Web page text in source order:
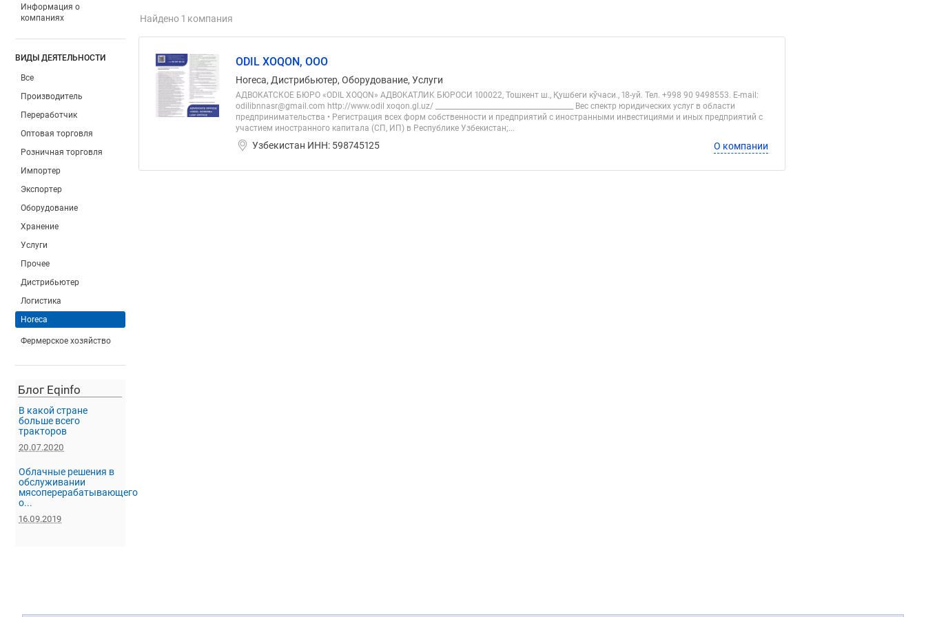
Информация о
компаниях
ВИДЫ ДЕЯТЕЛЬНОСТИ
Все
Производитель
Переработчик
Оптовая торговля
Розничная торговля
Импортер
Экспортер
Оборудование
Хранение
Услуги
Прочее
Дистрибьютер
Логистика
Horeca
Фермерское хозяйство
Блог Eqinfo
В какой стране
больше всего
тракторов
20.07.2020
Облачные решения в
обслуживании
мясоперерабатывающего
о...
16.09.2019
Найдено 1 компания
ODIL XOQON, ООО
Horeca, Дистрибьютер, Оборудование, Услуги
АДВОКАТСКОЕ БЮРО «ODIL XOQON» AДВOKATЛИK БЮРOСИ 100022, Тошкент ш., Қушбеги кўчаси., 18-уй. Тел. +998 90 9498553. E-mail:
odilibnnasr@gmail.com http://www.odil xoqon.gl.uz/ ________________________________________ Вес спектр юридических услуг в области
предпринимательства • Регистрация всех форм собственности и предприятий с иностранными инвестициями и иных предприятий с
участием иностранного капитала (СП, ИП) в Республике Узбекистан;...
Узбекистан ИНН: 598745125 О компании